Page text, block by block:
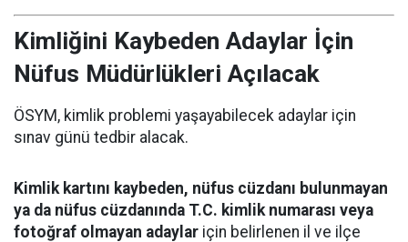
Kimliğini Kaybeden Adaylar İçin
Nüfus Müdürlükleri Açılacak
ÖSYM, kimlik problemi yaşayabilecek adaylar için
sınav günü tedbir alacak.
Kimlik kartını kaybeden, nüfus cüzdanı bulunmayan
ya da nüfus cüzdanında T.C. kimlik numarası veya
fotoğraf olmayan adaylar için belirlenen il ve ilçe